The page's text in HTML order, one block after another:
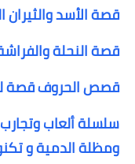
قصة الأسد والثيران
قصة النحلة
قصص الحروف قصة
سلسلة ألعاب
ومظلة الدمية و